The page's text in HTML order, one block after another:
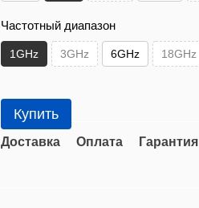
Частотный диапазон
1GHz 3GHz 6GHz 18GHz
Купить
Доставка Оплата Гарантия